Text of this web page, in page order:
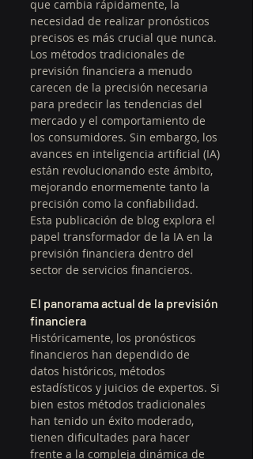
que cambia rápidamente, la
necesidad de realizar pronósticos
precisos es más crucial que nunca.
Los métodos tradicionales de
previsión financiera a menudo
carecen de la precisión necesaria
para predecir las tendencias del
mercado y el comportamiento de
los consumidores. Sin embargo, los
avances en inteligencia artificial (IA)
están revolucionando este ámbito,
mejorando enormemente tanto la
precisión como la confiabilidad.
Esta publicación de blog explora el
papel transformador de la IA en la
previsión financiera dentro del
sector de servicios financieros.
El panorama actual de la previsión
financiera
Históricamente, los pronósticos
financieros han dependido de
datos históricos, métodos
estadísticos y juicios de expertos. Si
bien estos métodos tradicionales
han tenido un éxito moderado,
tienen dificultades para hacer
frente a la compleja dinámica de